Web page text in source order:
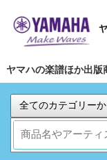
ヤマハの楽譜ほか出版